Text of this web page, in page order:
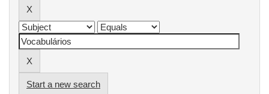
Start a new search